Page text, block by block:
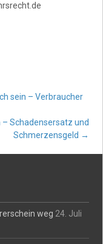
sein – Verbraucher
Schadensersatz und
Schmerzensgeld →
weg 24. Juli